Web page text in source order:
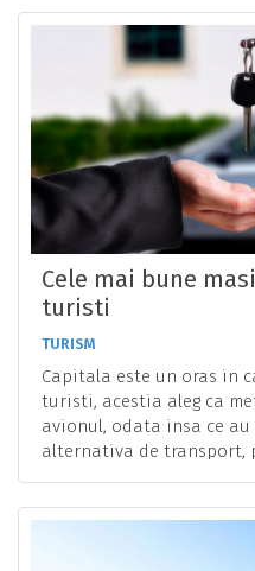
Cele mai bune
turisti
TURISM
Capitala este un oras in
turisti, acestia aleg ca
avionul, odata insa ce
alternativa de transport,